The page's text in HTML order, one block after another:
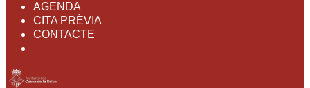
AGENDA
CITA PRÈVIA
CONTACTE